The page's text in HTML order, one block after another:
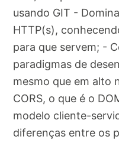
usando GIT -
HTTP(s),
para que servem; -
paradigmas de
mesmo que em alto
CORS, o que é o
modelo cliente-
diferenças entre os